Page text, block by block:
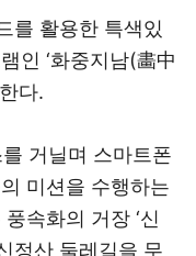
를 활용한 특색있
인 ‘화중지남(畵中
다.
를 거닐며 스마트폰
미션을 수행하는
속화의 거장 ‘신
정산 둘레길을 무